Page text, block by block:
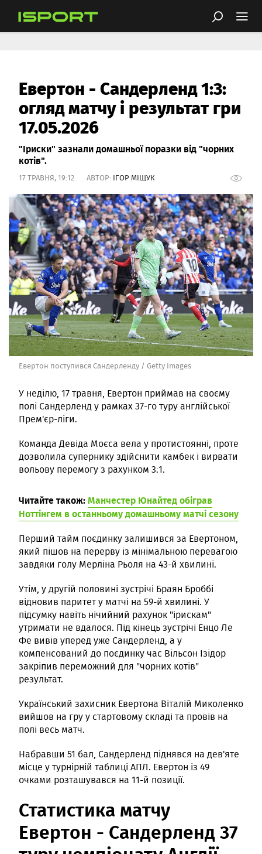
Евертон - Сандерленд 1:3:
огляд матчу і результат гри
17.05.2026
"Іриски" зазнали домашньої поразки від "чорних
котів".
17 ТРАВНЯ, 19:12 АВТОР: ІГОР МІЩУК
Евертон поступився Сандерленду / Getty Images
У неділю, 17 травня, Евертон приймав на своєму
полі Сандерленд у рамках 37-го туру англійської
Прем'єр-ліги.
Команда Девіда Моєса вела у протистоянні, проте
дозволила супернику здійснити камбек і вирвати
вольову перемогу з рахунком 3:1.
Читайте також:Манчестер Юнайтед обіграв
Ноттінгем в останньому домашньому матчі сезону
Перший тайм поєдинку залишився за Евертоном,
який пішов на перерву із мінімальною перевагою
завдяки голу Мерліна Рьоля на 43-й хвилині.
Утім, у другій половині зустрічі Браян Броббі
відновив паритет у матчі на 59-й хвилині. У
підсумку навіть нічийний рахунок "ірискам"
утримати не вдалося. Під кінець зустрічі Енцо Ле
Фе вивів уперед уже Сандерленд, а у
компенсований до поєдинку час Вільсон Ізідор
закріпив переможний для "чорних котів"
результат.
Український захисник Евертона Віталій Миколенко
вийшов на гру у стартовому складі та провів на
полі весь матч.
Набравши 51 бал, Сандерленд піднявся на дев'яте
місце у турнірній таблиці АПЛ. Евертон із 49
очками розташувався на 11-й позиції.
Статистика матчу
Евертон - Сандерленд 37